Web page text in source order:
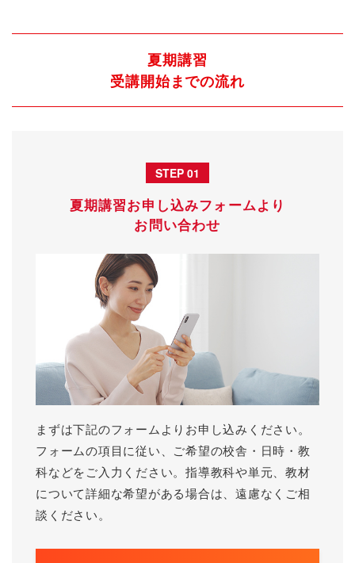
夏期講習
受講開始までの流れ
STEP 01
夏期講習お申し込みフォームより
お問い合わせ
まずは下記のフォームよりお申し込みください。
フォームの項目に従い、ご希望の校舎・日時・教
科などをご入力ください。指導教科や単元、教材
について詳細な希望がある場合は、遠慮なくご相
談ください。